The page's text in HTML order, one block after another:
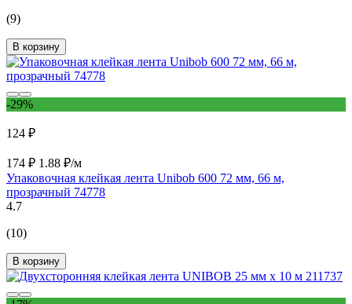
(9)
В корзину
-29%
124 ₽
174 ₽ 1.88 ₽/м
Упаковочная клейкая лента Unibob 600 72 мм, 66 м,
прозрачный 74778
4.7
(10)
В корзину